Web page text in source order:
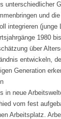
unterschiedlicher
und
integrieren (junge
1980
über
entwickeln,
Generation
in neue
vom fest
Arbeitsplatz.